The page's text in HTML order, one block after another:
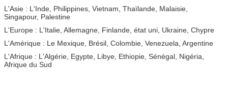
L'Asie : L'Inde, Philippines, Vietnam, Thaïlande, Malaisie,
Singapour, Palestine
L'Europe : L'Italie, Allemagne, Finlande, état uni, Ukraine, Chypre
L'Amérique : Le Mexique, Brésil, Colombie, Venezuela, Argentine
L'Afrique : L'Algérie, Egypte, Libye, Ethiopie, Sénégal, Nigéria,
Afrique du Sud